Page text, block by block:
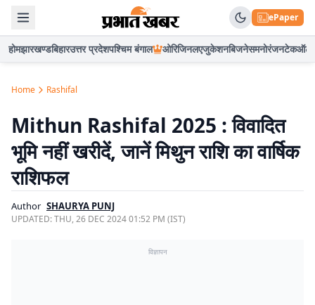
ePaper
होमझारखण्डबिहारउत्तर प्रदेशपश्चिम बंगाल ओरिजिनलएजुकेशनबिजनेसमनोरंजनटेकऑटो
Home Rashifal
Mithun Rashifal 2025 : विवादित
भूमि नहीं खरीदें, जानें मिथुन राशि का वार्षिक
राशिफल
Author SHAURYA PUNJ
UPDATED:THU, 26 DEC 2024 01:52 PM (IST)
विज्ञापन